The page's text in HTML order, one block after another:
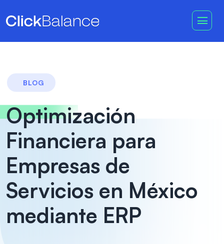
BLOG
Optimización
Financiera para
Empresas de
Servicios en México
mediante ERP